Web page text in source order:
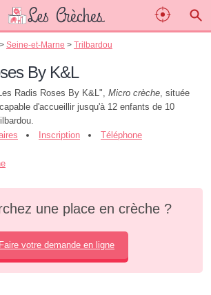
> Seine-et-Marne > Trilbardou
By K&L
Radis Roses By K&L", Micro crèche, située
d'accueillir jusqu'à 12 enfants de 10
Inscription Téléphone
une place en crèche ?
Faire votre demande en ligne